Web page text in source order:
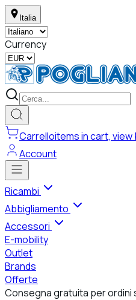
Italia
Currency
Carrelloitems in cart, view
Account
Ricambi
Abbigliamento
Accessori
E-mobility
Outlet
Brands
Offerte
Consegna gratuita per ordini